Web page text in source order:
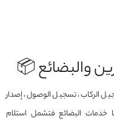
والبضائع 📦
الركاب، تسجيل الوصول، إصدار
خدمات البضائع فتشمل استلام